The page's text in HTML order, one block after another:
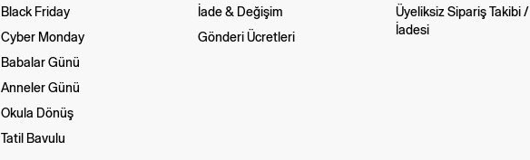
Black Friday
Cyber Monday
Babalar Günü
Anneler Günü
Okula Dönüş
Tatil Bavulu
İade & Değişim
Gönderi Ücretleri
Üyeliksiz Sipariş Takibi /
İadesi